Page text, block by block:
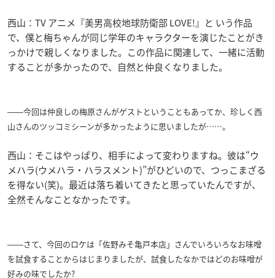
西山：TV アニメ『美男高校地球防衛部 LOVE!』と いう作品
で、僕と梅ちゃんが同じ学年のキャラクターを演じたことがき
っかけで親しくなりました。この作品に関連して、一緒に活動
することが多かったので、自然と仲良くなりました。
――今回は仲良しの梅原さんがゲストということもあってか、珍しく西
山さんのツッコミシーンが多かったように思いましたが……。
西山：そこはやっぱり、相手によって変わりますね。彼は“ウ
メハラ(ウメハラ・ハラスメント)”がひどいので、つっこまざる
を得ない(笑)。最近は落ち着いてきたと思っていたんですが、
全然そんなことなかったです。
――さて、今回のロケは「佐野みそ亀戸本店」さんでいろいろなお味噌
を試食することからはじまりましたが、試食したなかではどのお味噌が
好みの味でしたか?